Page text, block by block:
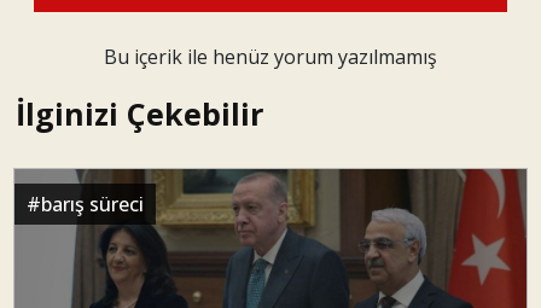
Bu içerik ile henüz yorum yazılmamış
İlginizi Çekebilir
#barış süreci